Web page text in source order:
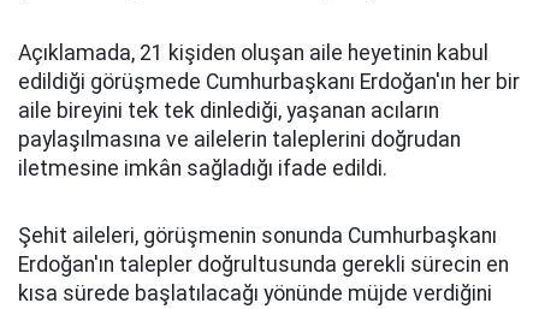
Açıklamada, 21 kişiden oluşan aile heyetinin kabul
edildiği görüşmede Cumhurbaşkanı Erdoğan'ın her bir
aile bireyini tek tek dinlediği, yaşanan acıların
paylaşılmasına ve ailelerin taleplerini doğrudan
iletmesine imkân sağladığı ifade edildi.
Şehit aileleri, görüşmenin sonunda Cumhurbaşkanı
Erdoğan'ın talepler doğrultusunda gerekli sürecin en
kısa sürede başlatılacağı yönünde müjde verdiğini